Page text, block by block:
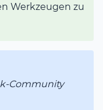
Werkzeugen zu
Community